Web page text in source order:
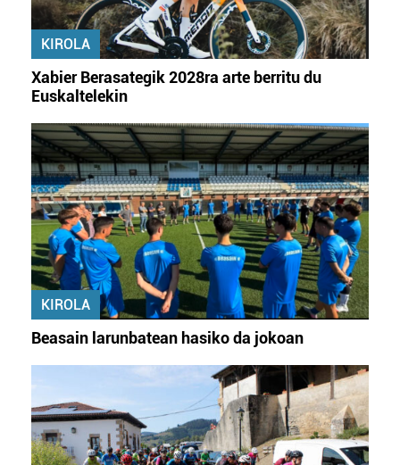
KIROLA
Xabier Berasategik 2028ra arte berritu du
Euskaltelekin
KIROLA
Beasain larunbatean hasiko da jokoan